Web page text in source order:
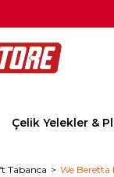
Çelik Yelekler &
Tabanca We Beretta